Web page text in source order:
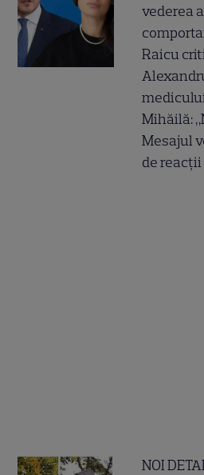
vederea
Raicu
Mihăilă:
Mesajul
de reacții
NOI